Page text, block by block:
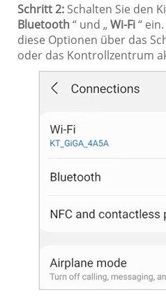
Schritt 2: Schalten Sie den
Bluetooth“ und „Wi-Fi“
diese Optionen über das
oder das Kontrollzentrum